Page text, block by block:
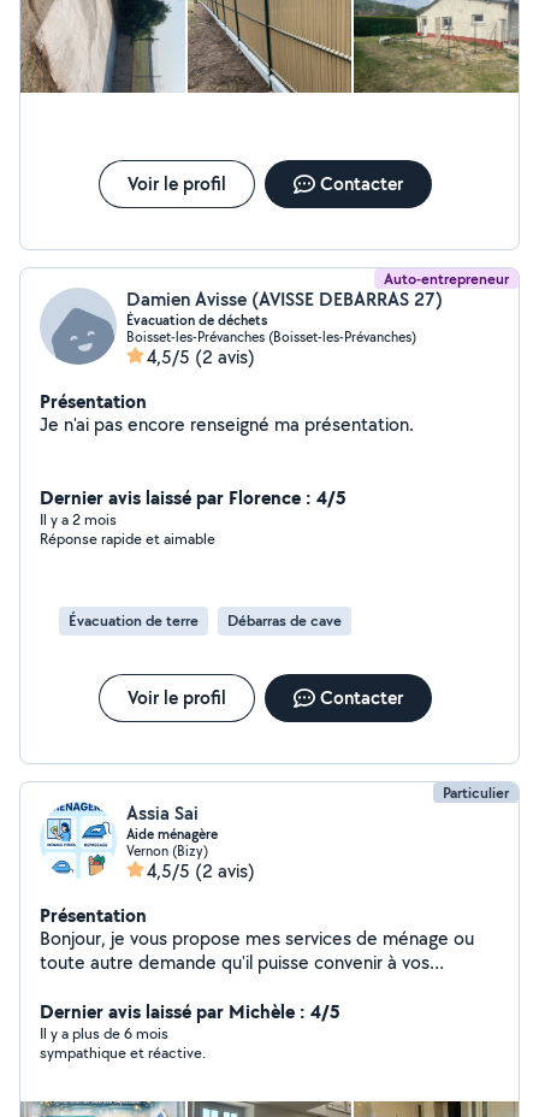
Voir le profil Contacter
Auto-entrepreneur
Damien Avisse (AVISSE DEBARRAS 27)
Évacuation de déchets
Boisset-les-Prévanches (Boisset-les-Prévanches)
4,5/5 (2 avis)
Présentation
Je n'ai pas encore renseigné ma présentation.
Dernier avis laissé par Florence : 4/5
Il y a 2 mois
Réponse rapide et aimable
Évacuation de terre Débarras de cave
Voir le profil Contacter
Particulier
Assia Sai
Aide ménagère
Vernon (Bizy)
4,5/5 (2 avis)
Présentation
Bonjour, je vous propose mes services de ménage ou
toute autre demande qu'il puisse convenir à vos
Dernier avis laissé par Michèle : 4/5
Il y a plus de 6 mois
sympathique et réactive.